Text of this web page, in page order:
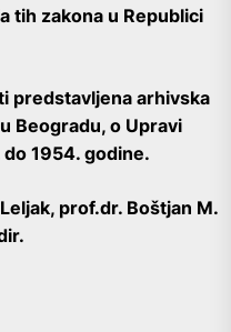
tih zakona u Republici
predstavljena arhivska
Beogradu, o Upravi
1954. godine.
prof.dr. Boštjan M.